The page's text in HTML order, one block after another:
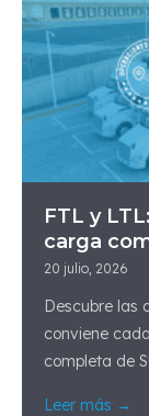
FTL y
carga
20 julio, 2026
Descubre las
conviene
completa de
Leer más →